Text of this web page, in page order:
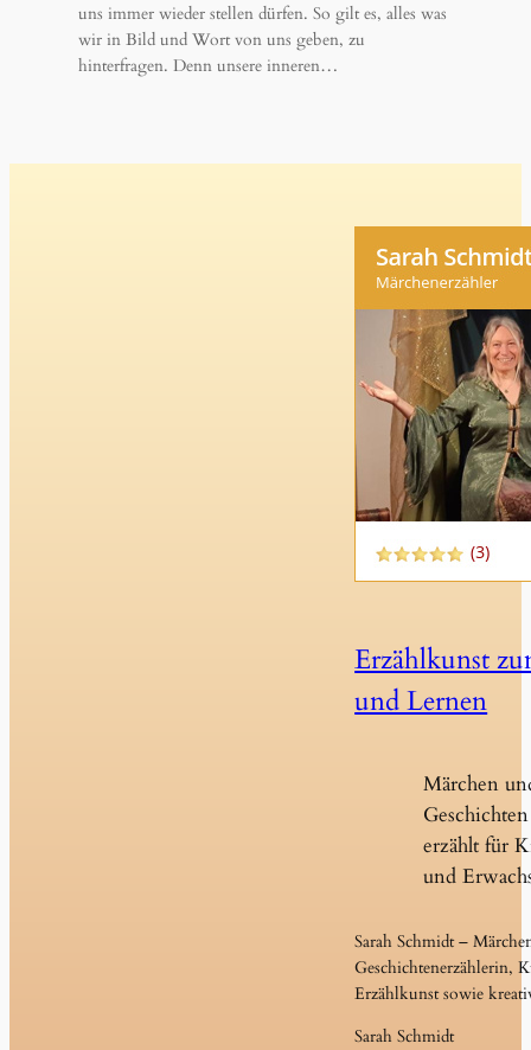
uns immer wieder stellen dürfen. So gilt es, alles was
wir in Bild und Wort von uns geben, zu
hinterfragen. Denn unsere inneren…
Erzählkunst
und Lernen
Märchen
erzählt für
und
Sarah Schmidt –
Geschichtenerzählerin,
Erzählkunst sowie
Sarah Schmidt